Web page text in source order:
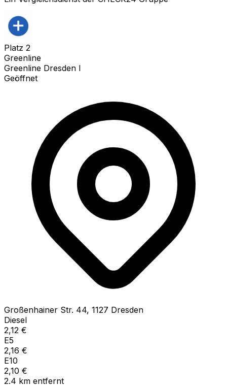
Platz 2
Greenline
Greenline Dresden I
Geöffnet
Großenhainer Str. 44, 1127 Dresden
Diesel
2,12 €
E5
2,16 €
E10
2,10 €
2.4 km entfernt